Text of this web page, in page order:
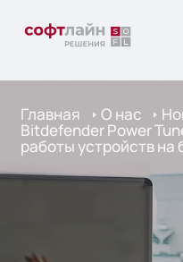
Главная О нас
Bitdefender Power
работы устройств на